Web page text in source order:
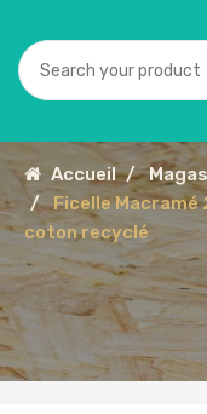
Accueil
Ficelle Macramé
coton recyclé